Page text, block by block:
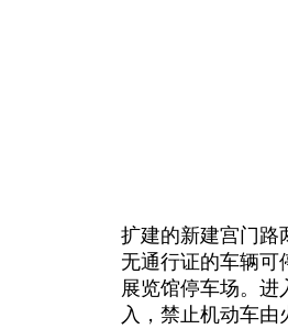
扩建的新建宫门路
无通行证的车辆可
展览馆停车场。
入，禁止机动车